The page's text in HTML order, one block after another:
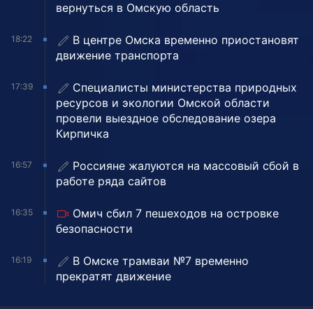
вернуться в Омскую область
18:22
В центре Омска временно приостановят
движение транспорта
17:39
Специалисты министерства природных
ресурсов и экологии Омской области
провели выездное обследование озера
Кирпичка
16:57
Россияне жалуются на массовый сбой в
работе ряда сайтов
16:35
Омич сбил 7 пешеходов на островке
безопасности
16:19
В Омске трамваи №7 временно
прекратят движение